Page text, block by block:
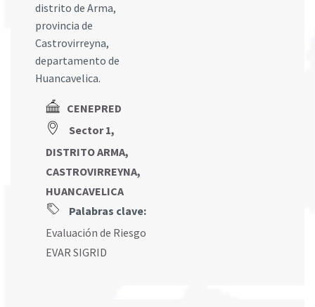
distrito de Arma,
provincia de
Castrovirreyna,
departamento de
Huancavelica.
CENEPRED
Sector 1,
DISTRITO ARMA,
CASTROVIRREYNA,
HUANCAVELICA
Palabras clave:
Evaluación de Riesgo
EVAR SIGRID